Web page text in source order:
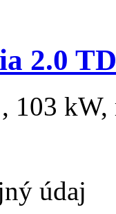
2.0
103 kW,
údaj